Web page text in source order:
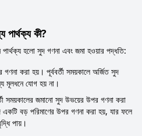
পার্থক্য কী?
হলো সুদ গণনা এবং জমা হওয়ার পদ্ধতি:
করা হয়। পূর্ববর্তী সময়কালে অর্জিত সুদ
মূলধনে যোগ হয় না।
সময়কালের জমানো সুদ উভয়ের উপর গণনা করা
বড় পরিমাণের উপর গণনা করা হয়, যার ফলে
পায়।